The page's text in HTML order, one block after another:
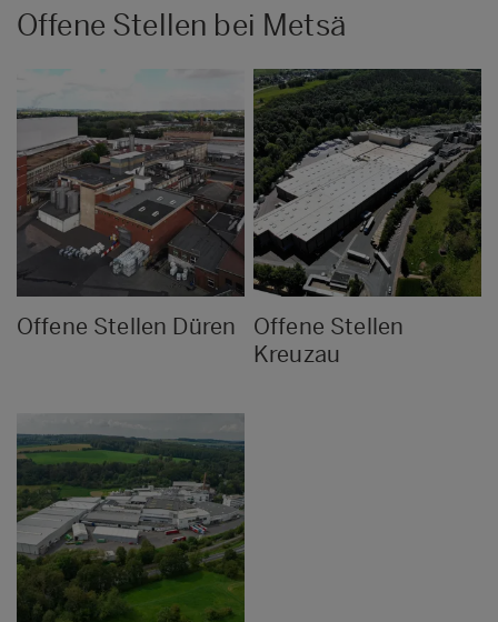
Offene Stellen bei Metsä
Offene Stellen Düren
Offene Stellen
Kreuzau